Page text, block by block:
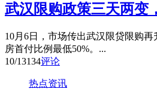
武汉限购政策三天两变
10月6日，市场传出武汉限贷限购
房首付比例最低50%。...
10/13134评论
热点资讯